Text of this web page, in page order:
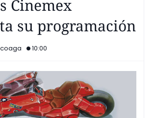
Cinemex
su programación
10:00